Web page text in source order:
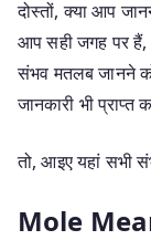
दोस्तों, क्या आप
आप सही जगह पर
संभव मतलब जानने
जानकारी भी प्राप्त
तो, आइए यहां सभी
Mole